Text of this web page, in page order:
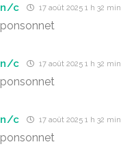
n/c 17 août 2025 1 h 32 min
ponsonnet
n/c 17 août 2025 1 h 32 min
ponsonnet
n/c 17 août 2025 1 h 32 min
ponsonnet